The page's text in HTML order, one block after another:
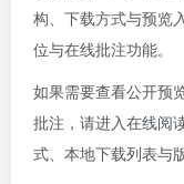
构、下载方式与预览
位与在线批注功能。
如果需要查看公开预
批注，请进入在线阅
式、本地下载列表与